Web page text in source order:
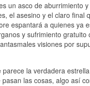
un asco de aburrimiento
el asesino y el claro final
espantará a quienes ya
y sufrimiento
visiones por
la verdadera
las cosas, algo así